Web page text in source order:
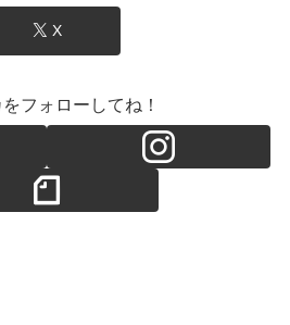
X
フォローしてね！